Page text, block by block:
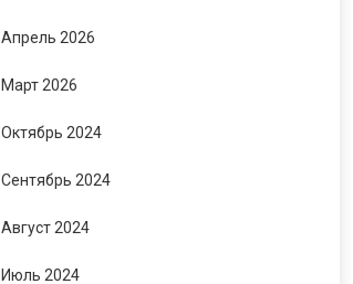
Апрель 2026
Март 2026
Октябрь 2024
Сентябрь 2024
Август 2024
Июль 2024